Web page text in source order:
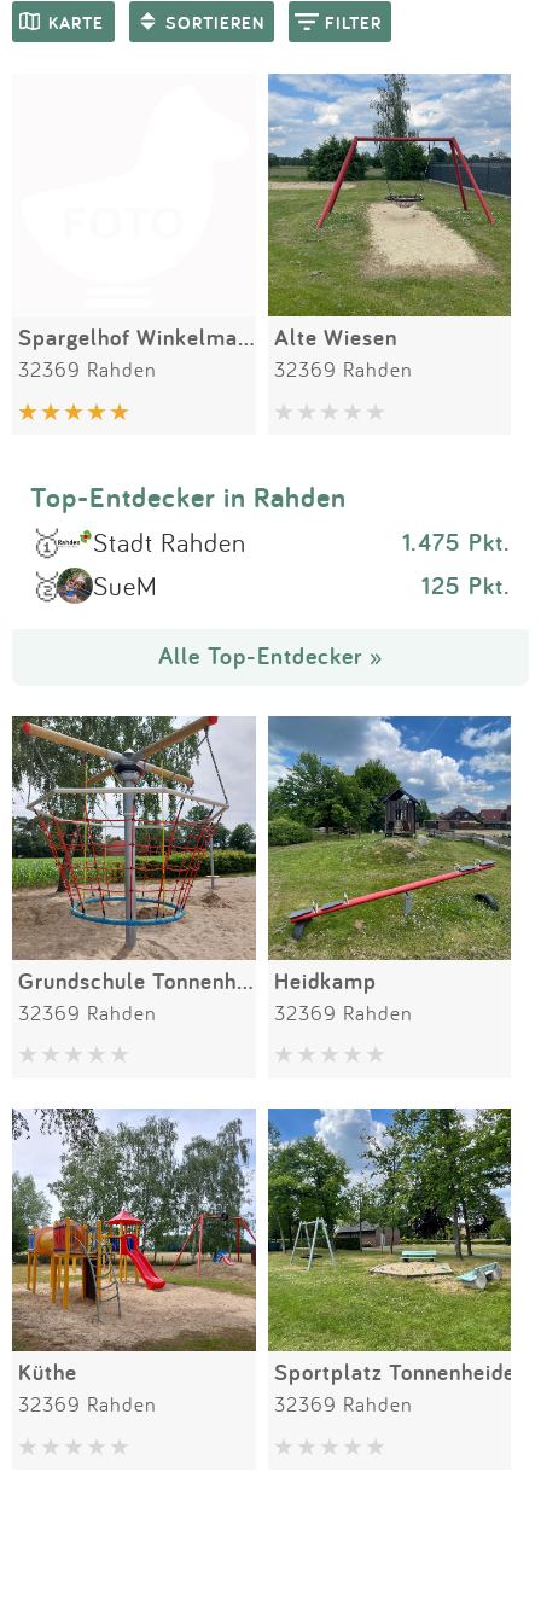
Anmelden
KARTE SORTIEREN FILTER
SPIELGERÄTE
Spargelhof Winkelmann
32369 Rahden
Alte Wiesen
32369 Rahden
Top-Entdecker in Rahden
🥇 Stadt Rahden 1.475 Pkt.
🥈 SueM 125 Pkt.
Alle Top-Entdecker »
Grundschule Tonnenheide
32369 Rahden
Heidkamp
32369 Rahden
Küthe
32369 Rahden
Sportplatz Tonnenheide
32369 Rahden